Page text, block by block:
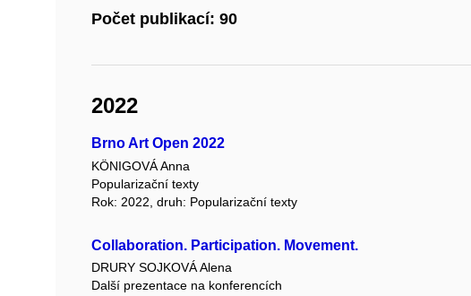
Počet publikací: 90
2022
Brno Art Open 2022
KÖNIGOVÁ Anna
Popularizační texty
Rok: 2022, druh: Popularizační texty
Collaboration. Participation. Movement.
DRURY SOJKOVÁ Alena
Další prezentace na konferencích